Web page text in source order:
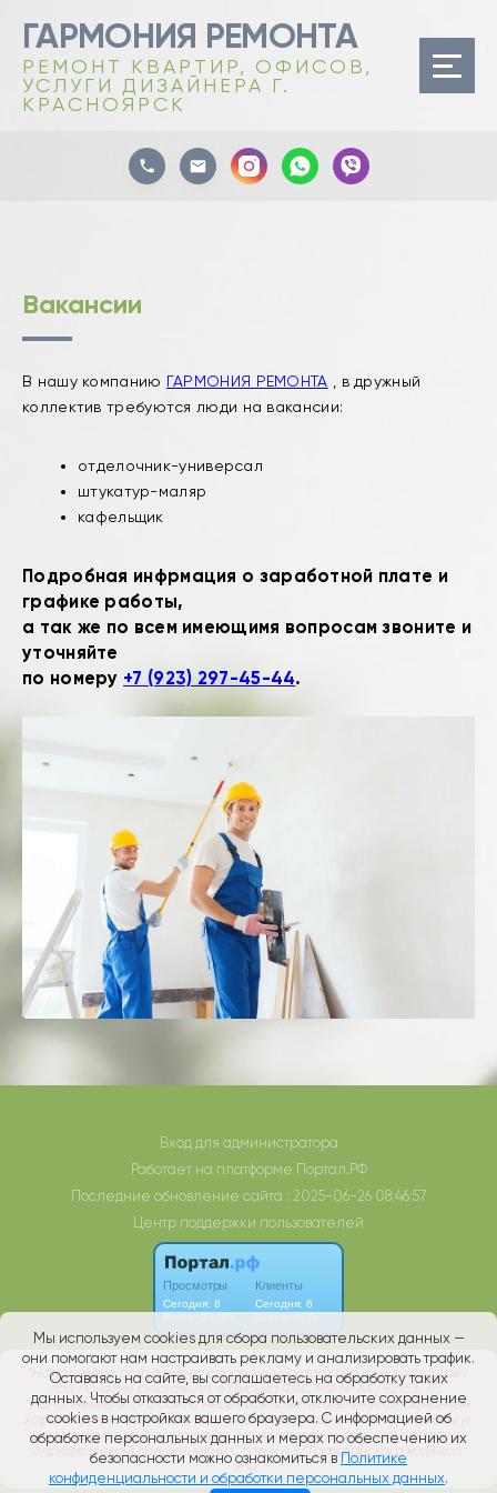
Мы используем cookies для сбора пользовательских данных —
они помогают нам настраивать рекламу и анализировать трафик.
Оставаясь на сайте, вы соглашаетесь на обработку таких
данных. Чтобы отказаться от обработки, отключите сохранение
cookies в настройках вашего браузера. С информацией об
обработке персональных данных и мерах по обеспечению их
безопасности можно ознакомиться в Политике
конфиденциальности и обработки персональных данных.
ГАРМОНИЯ РЕМОНТА
РЕМОНТ КВАРТИР, ОФИСОВ,
УСЛУГИ ДИЗАЙНЕРА Г.
КРАСНОЯРСК
Вакансии
В нашу компанию ГАРМОНИЯ РЕМОНТА , в дружный
коллектив требуются люди на вакансии:
отделочник-универсал
штукатур-маляр
кафельщик
Подробная инфрмация о заработной плате и
графике работы,
а так же по всем имеющимя вопросам звоните и
уточняйте
по номеру +7 (923) 297-45-44.
Вход для администратора
Работает на платформе Портал.РФ
Последние обновление сайта : 2025-06-26 08:46:57
Центр поддержки пользователей